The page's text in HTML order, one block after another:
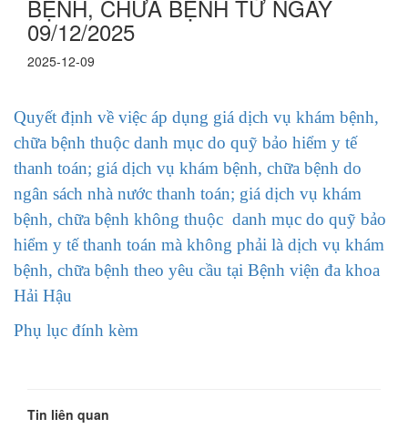
BỆNH, CHỮA BỆNH TỪ NGÀY
09/12/2025
2025-12-09
Quyết định về việc áp dụng giá dịch vụ khám bệnh,
chữa bệnh thuộc danh mục do quỹ bảo hiểm y tế
thanh toán; giá dịch vụ khám bệnh, chữa bệnh do
ngân sách nhà nước thanh toán; giá dịch vụ khám
bệnh, chữa bệnh không thuộc danh mục do quỹ bảo
hiểm y tế thanh toán mà không phải là dịch vụ khám
bệnh, chữa bệnh theo yêu cầu tại Bệnh viện đa khoa
Hải Hậu
Phụ lục đính kèm
Tin liên quan